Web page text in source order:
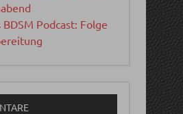
Podcast: Folge